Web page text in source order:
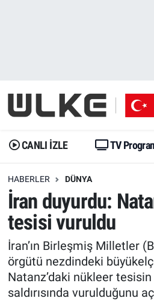
CANLI İZLE TV
HABERLER DÜNYA
İran duyurdu:
tesisi vuruldu
İran’ın Birleşmiş Milletler
örgütü nezdindeki
Natanz’daki nükleer
saldırısında vurulduğunu
Gündem
Dünya
Erişim Bilgileri
Ekonomi
Trend
Özel Haberler
Gündem
Trend
Erişim Bilgileri
Spor
Ekonomi
Dünya
İstanbul Namaz Vakitleri
Trafik Durumu
Erişim Bilgileri
Tüm Manşetler
Son Dakika Haberleri
Haber Arşivi